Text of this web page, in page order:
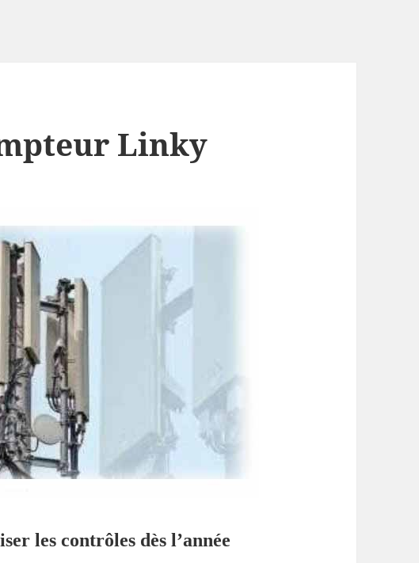
Linky
les contrôles dès l’année